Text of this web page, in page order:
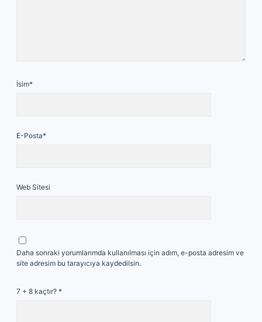
İsim*
E-Posta*
Web Sitesi
Daha sonraki yorumlarımda kullanılması için adım, e-posta adresim ve
site adresim bu tarayıcıya kaydedilsin.
7 + 8 kaçtır? *